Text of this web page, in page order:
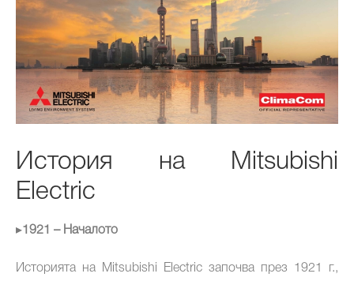
История на Mitsubishi
Electric
▸1921 – Началото
Историята на Mitsubishi Electric започва през 1921 г.,